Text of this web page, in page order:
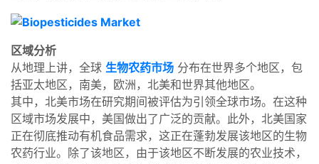
区域分析
从地理上讲，全球 生物农药市场 分布在世界多个地区，包
括亚太地区，南美，欧洲，北美和世界其他地区。
其中，北美市场在研究期间被评估为引领全球市场。在这种
区域市场发展中，美国做出了广泛的贡献。此外，北美国家
正在彻底推动有机食品需求，这正在蓬勃发展该地区的生物
农药行业。除了该地区，由于该地区不断发展的农业技术，